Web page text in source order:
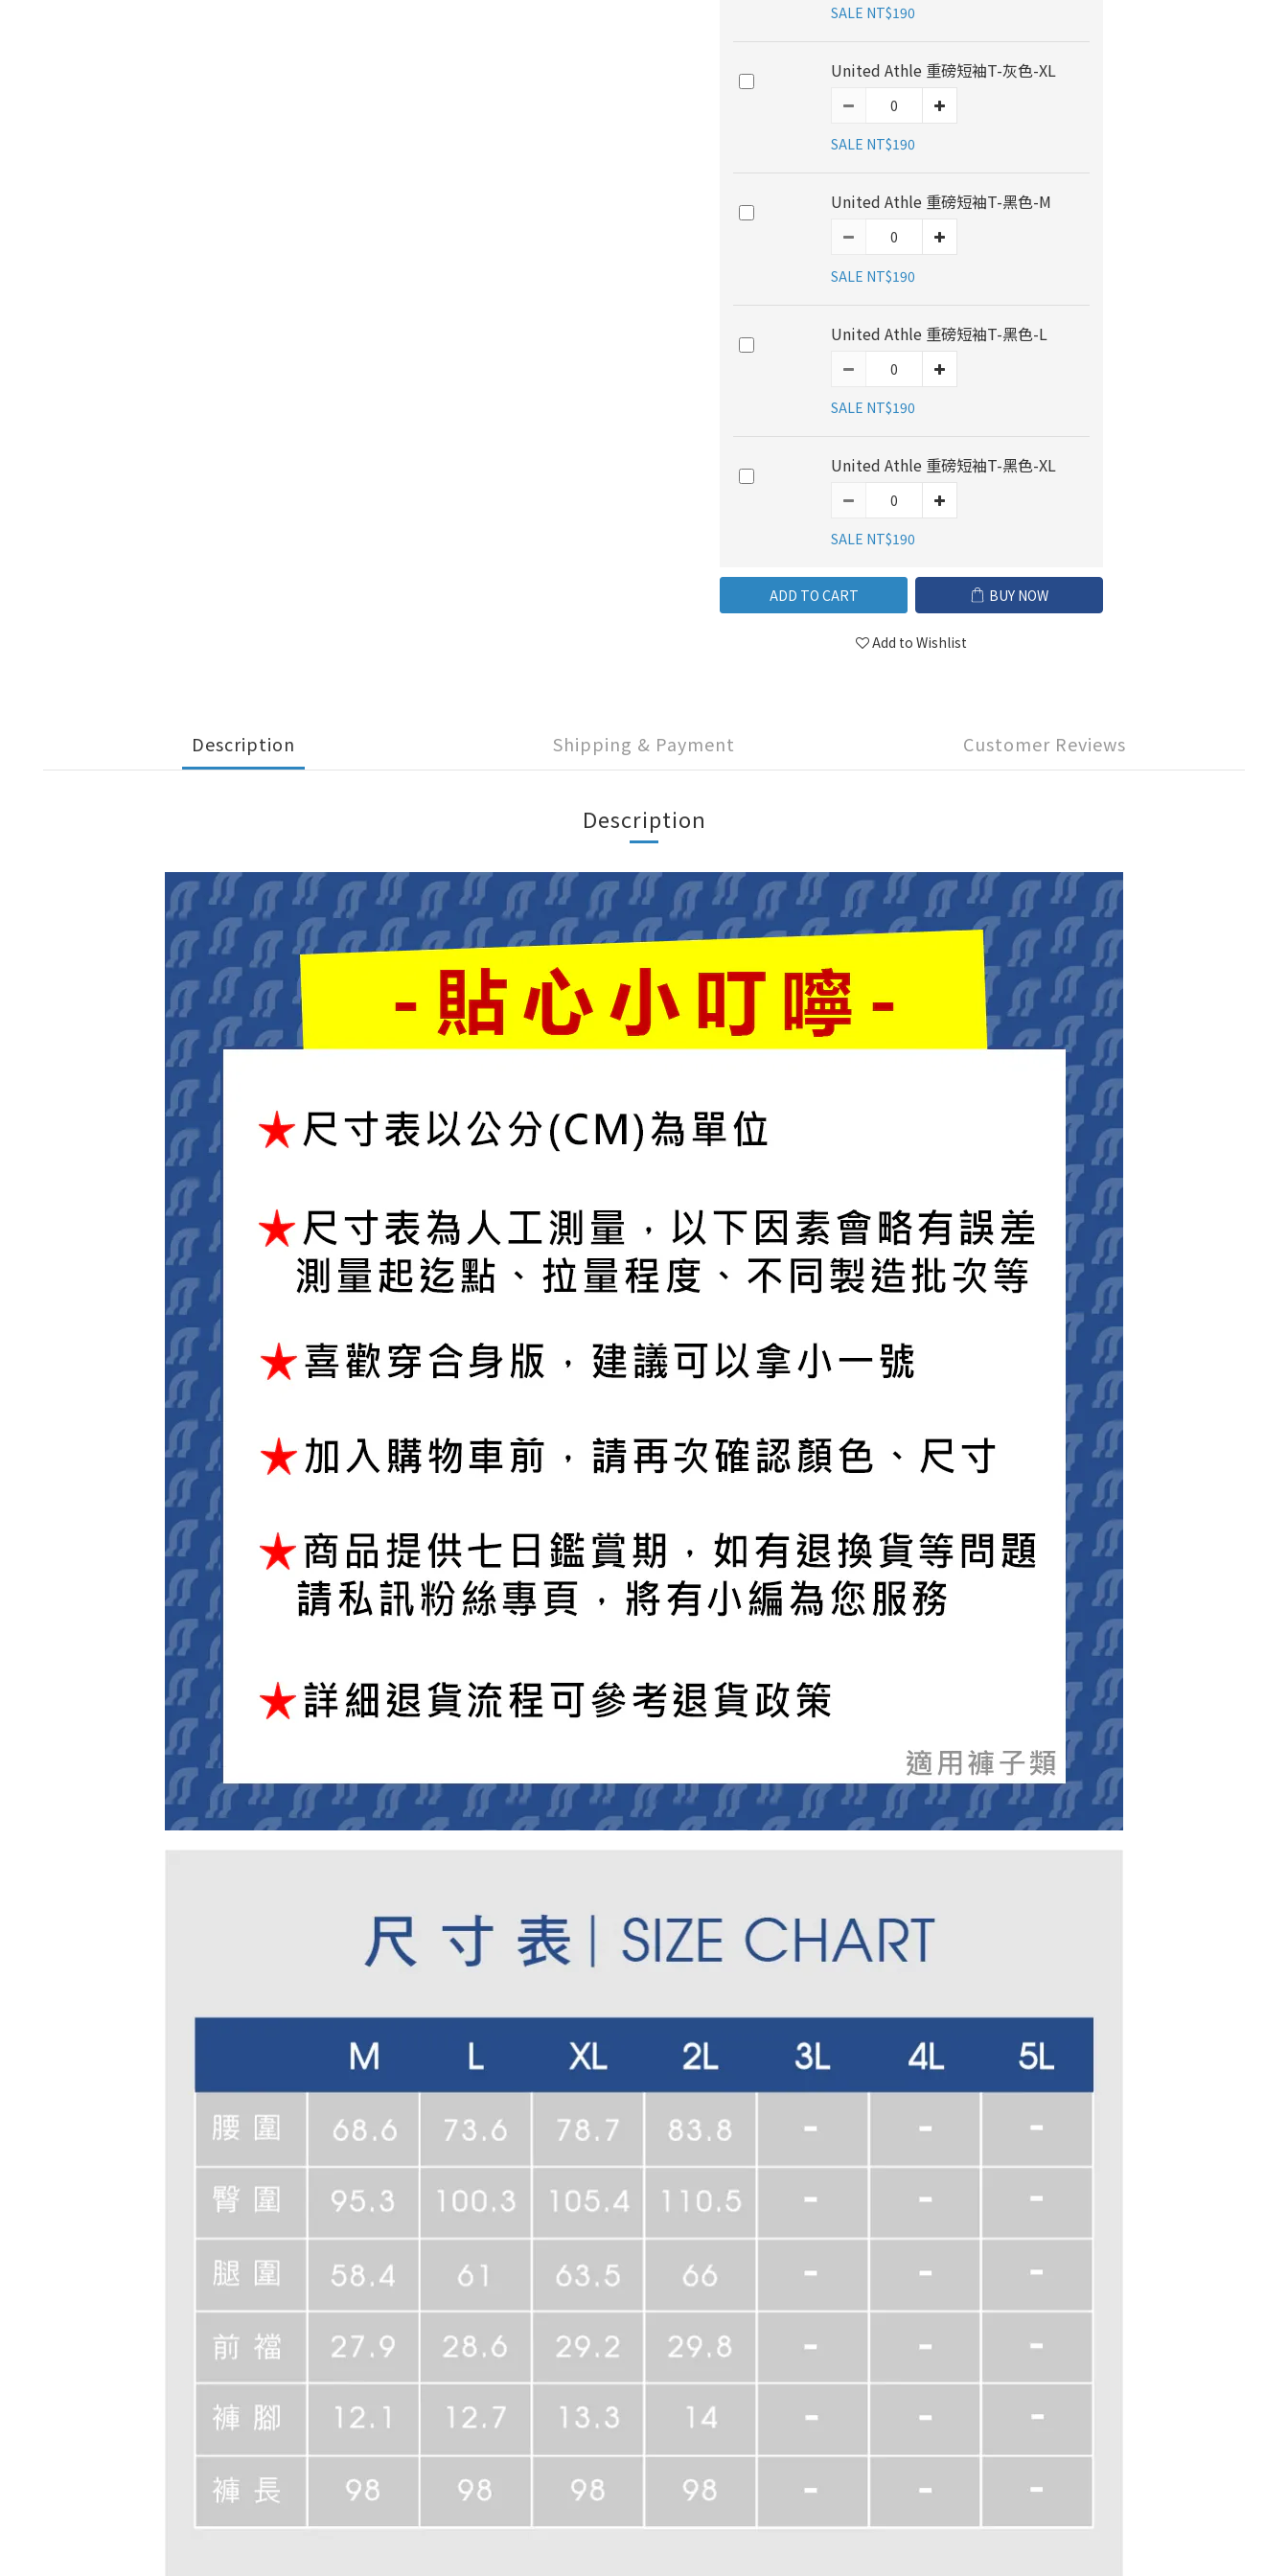
SALE NT$190
United Athle 重磅短袖T-灰色-XL
SALE NT$190
United Athle 重磅短袖T-黑色-M
SALE NT$190
United Athle 重磅短袖T-黑色-L
SALE NT$190
United Athle 重磅短袖T-黑色-XL
SALE NT$190
ADD TO CART BUY NOW
Add to Wishlist
Description Shipping & Payment Customer Reviews
Description